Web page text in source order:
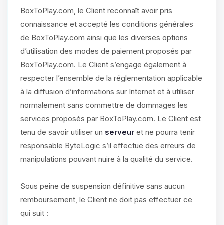
BoxToPlay.com, le Client reconnaît avoir pris
connaissance et accepté les conditions générales
de BoxToPlay.com ainsi que les diverses options
d’utilisation des modes de paiement proposés par
BoxToPlay.com. Le Client s’engage également à
respecter l’ensemble de la réglementation applicable
à la diffusion d’informations sur Internet et à utiliser
normalement sans commettre de dommages les
services proposés par BoxToPlay.com. Le Client est
tenu de savoir utiliser un serveur et ne pourra tenir
responsable ByteLogic s’il effectue des erreurs de
manipulations pouvant nuire à la qualité du service.
Sous peine de suspension définitive sans aucun
remboursement, le Client ne doit pas effectuer ce
qui suit :